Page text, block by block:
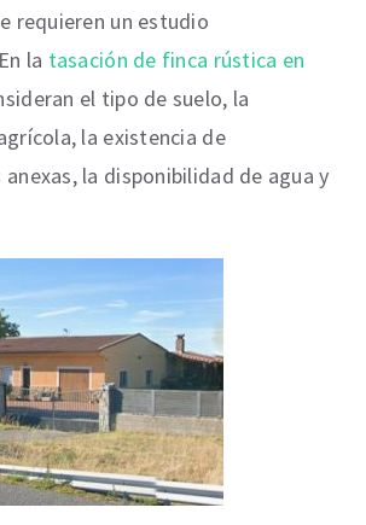
requieren un estudio
la tasación de finca rústica en
el tipo de suelo, la
la existencia de
la disponibilidad de agua y